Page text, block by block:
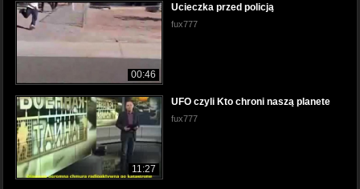
00:46
Ucieczka przed policją
fux777
11:27
UFO czyli Kto chroni naszą planete
fux777